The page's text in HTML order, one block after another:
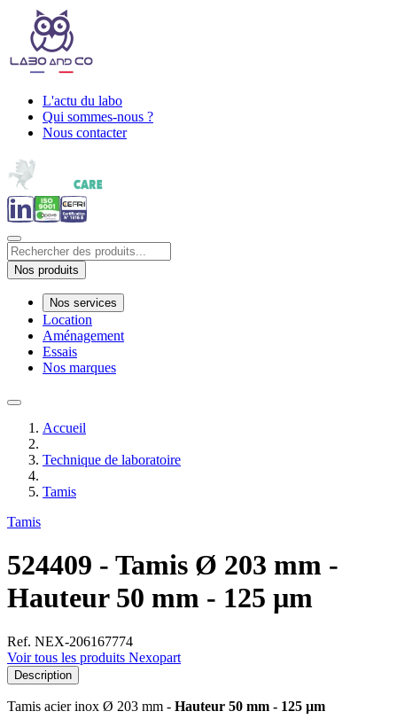
L'actu du labo
Qui sommes-nous ?
Nous contacter
Nos produits
Nos services
Location
Aménagement
Essais
Nos marques
Accueil
Technique de laboratoire
Tamis
Tamis
524409 - Tamis Ø 203 mm -
Hauteur 50 mm - 125 µm
Ref. NEX-206167774
Voir tous les produits Nexopart
Description
Tamis acier inox Ø 203 mm - Hauteur 50 mm - 125 µm